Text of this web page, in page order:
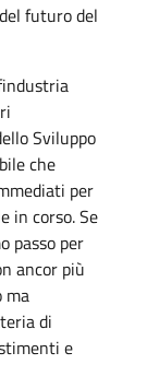
futuro del
Sviluppo
che
per
in corso. Se
passo per
ancor più
ma
di
e